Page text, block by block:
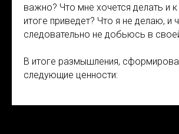
важно? Что мне хочется делать и
итоге приведет? Что я не делаю, и
следовательно не добьюсь в
В итоге размышления,
следующие ценности: